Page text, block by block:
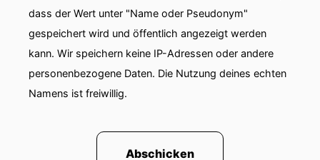
dass der Wert unter "Name oder Pseudonym"
gespeichert wird und öffentlich angezeigt werden
kann. Wir speichern keine IP-Adressen oder andere
personenbezogene Daten. Die Nutzung deines echten
Namens ist freiwillig.
Abschicken